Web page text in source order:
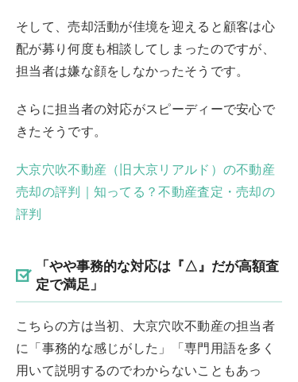
そして、売却活動が佳境を迎えると顧客は心
配が募り何度も相談してしまったのですが、
担当者は嫌な顔をしなかったそうです。
さらに担当者の対応がスピーディーで安心で
きたそうです。
大京穴吹不動産（旧大京リアルド）の不動産
売却の評判｜知ってる？不動産査定・売却の
評判
「やや事務的な対応は『△』だが高額査
定で満足」
こちらの方は当初、大京穴吹不動産の担当者
に「事務的な感じがした」「専門用語を多く
用いて説明するのでわからないこともあっ